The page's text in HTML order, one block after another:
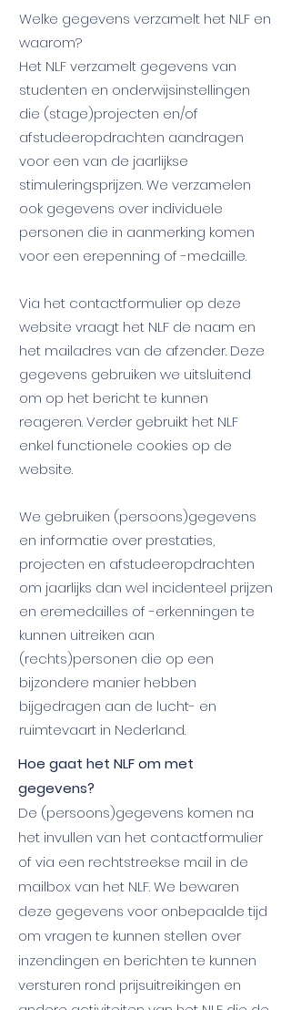
Welke gegevens verzamelt het NLF en
waarom?
Het NLF verzamelt gegevens van
studenten en onderwijsinstellingen
die (stage)projecten en/of
afstudeeropdrachten aandragen
voor een van de jaarlijkse
stimuleringsprijzen. We verzamelen
ook gegevens over individuele
personen die in aanmerking komen
voor een erepenning of -medaille.
Via het contactformulier op deze
website vraagt het NLF de naam en
het mailadres van de afzender. Deze
gegevens gebruiken we uitsluitend
om op het bericht te kunnen
reageren. Verder gebruikt het NLF
enkel functionele cookies op de
website.
We gebruiken (persoons)gegevens
en informatie over prestaties,
projecten en afstudeeropdrachten
om jaarlijks dan wel incidenteel prijzen
en eremedailles of -erkenningen te
kunnen uitreiken aan
(rechts)personen die op een
bijzondere manier hebben
bijgedragen aan de lucht- en
ruimtevaart in Nederland.​
Hoe gaat het NLF om met
gegevens?
De (persoons)gegevens komen na
het invullen van het contactformulier
of via een rechtstreekse mail in de
mailbox van het NLF. We bewaren
deze gegevens voor onbepaalde tijd
om vragen te kunnen stellen over
inzendingen en berichten te kunnen
versturen rond prijsuitreikingen en